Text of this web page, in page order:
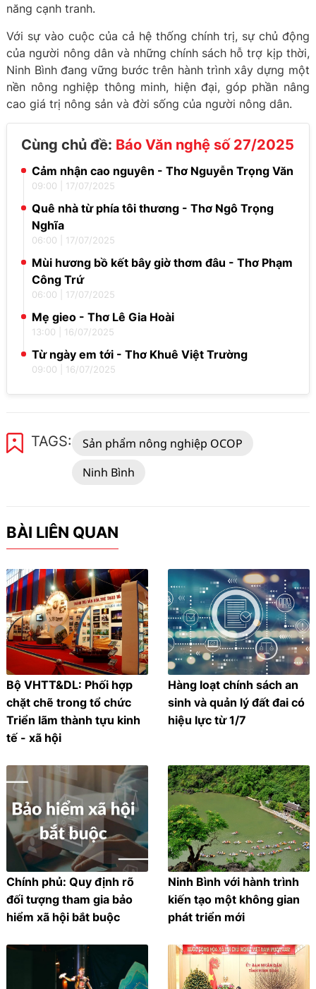
năng cạnh tranh.
Với sự vào cuộc của cả hệ thống chính trị, sự chủ động
của người nông dân và những chính sách hỗ trợ kịp thời,
Ninh Bình đang vững bước trên hành trình xây dựng một
nền nông nghiệp thông minh, hiện đại, góp phần nâng
cao giá trị nông sản và đời sống của người nông dân.
Cùng chủ đề: Báo Văn nghệ số 27/2025
Cảm nhận cao nguyên - Thơ Nguyễn Trọng Văn
09:00 17/07/2025
Quê nhà từ phía tôi thương - Thơ Ngô Trọng
Nghĩa
06:00 17/07/2025
Mùi hương bồ kết bây giờ thơm đâu - Thơ Phạm
Công Trứ
06:00 17/07/2025
Mẹ gieo - Thơ Lê Gia Hoài
13:00 16/07/2025
Từ ngày em tới - Thơ Khuê Việt Trường
09:00 16/07/2025
TAGS:
Sản phẩm nông nghiệp OCOP
Ninh Bình
BÀI LIÊN QUAN
Bộ VHTT&DL: Phối hợp
chặt chẽ trong tổ chức
Triển lãm thành tựu kinh
tế - xã hội
Hàng loạt chính sách an
sinh và quản lý đất đai có
hiệu lực từ 1/7
Chính phủ: Quy định rõ
đối tượng tham gia bảo
hiểm xã hội bắt buộc
Ninh Bình với hành trình
kiến tạo một không gian
phát triển mới